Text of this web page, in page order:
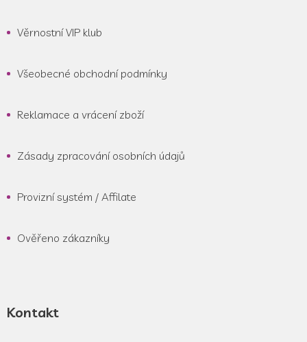
Věrnostní VIP klub
Všeobecné obchodní podmínky
Reklamace a vrácení zboží
Zásady zpracování osobních údajů
Provizní systém / Affilate
Ověřeno zákazníky
Kontakt